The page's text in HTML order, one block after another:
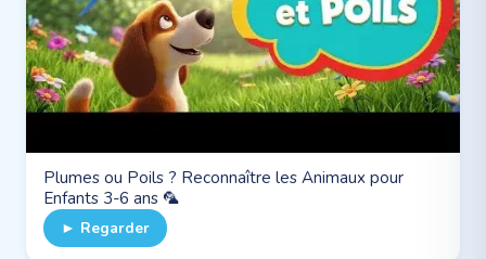
Plumes ou Poils ? Reconnaître les Animaux pour
Enfants 3-6 ans 🦜
► Regarder